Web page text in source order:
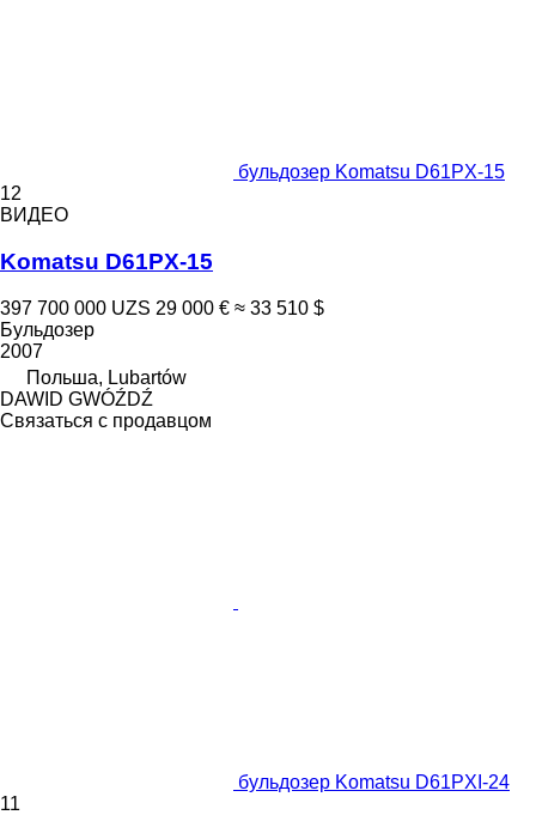
бульдозер Komatsu D61PX-15
12
ВИДЕО
Komatsu D61PX-15
397 700 000 UZS 29 000 € ≈ 33 510 $
Бульдозер
2007
Польша, Lubartów
DAWID GWÓŹDŹ
Связаться с продавцом
бульдозер Komatsu D61PXI-24
11